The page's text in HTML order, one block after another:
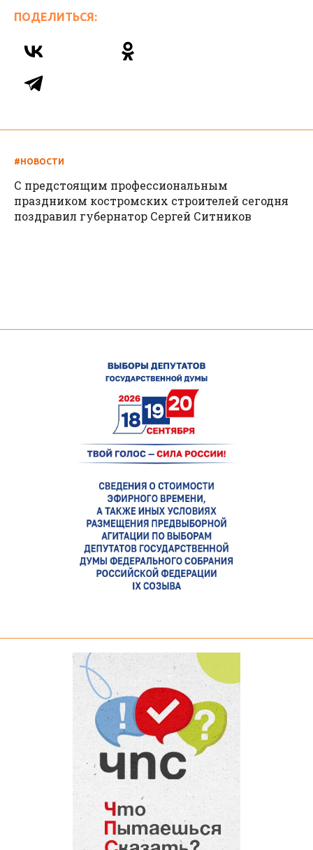
ПОДЕЛИТЬСЯ:
#НОВОСТИ
С предстоящим профессиональным
праздником костромских строителей сегодня
поздравил губернатор Сергей Ситников